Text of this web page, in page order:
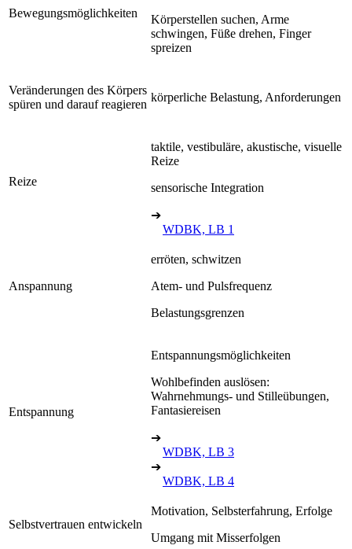
Bewegungsmöglichkeiten
Körperstellen suchen, Arme
schwingen, Füße drehen, Finger
spreizen
Veränderungen des Körpers
spüren und darauf reagieren
körperliche Belastung, Anforderungen
Reize
taktile, vestibuläre, akustische, visuelle
Reize
sensorische Integration
➔
WDBK, LB 1
Anspannung
erröten, schwitzen
Atem- und Pulsfrequenz
Belastungsgrenzen
Entspannung
Entspannungsmöglichkeiten
Wohlbefinden auslösen:
Wahrnehmungs- und Stilleübungen,
Fantasiereisen
➔
WDBK, LB 3
➔
WDBK, LB 4
Selbstvertrauen entwickeln
Motivation, Selbsterfahrung, Erfolge
Umgang mit Misserfolgen